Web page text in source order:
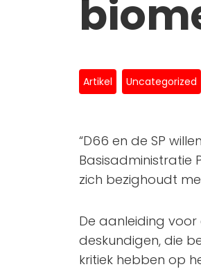
Artikel Uncategorized
“D66 en de SP
Basisadministratie
zich bezighoudt
De aanleiding
deskundigen, die
kritiek hebben op